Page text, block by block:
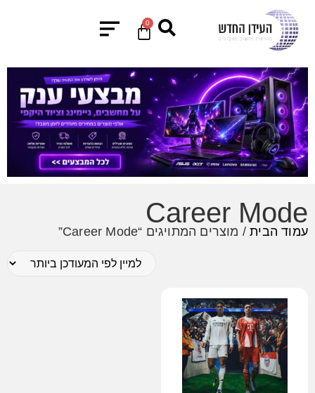
0
Career Mode
עמוד הבית/ מוצרים המתויגים “Career Mode”